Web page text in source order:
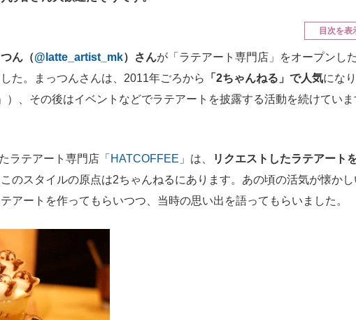
目次を表
ん（@latte_artist_mk）さんが「ラテアート専門店」をオープンし
た。まっつんさんは、2011年ごろから
「2ちゃんねる」で人気になり
）、その後はイベントなどでラテアートを披露する活動を続けていま
ラテアート専門店「 HATCOFFEE 」は、
リクエストしたラテアート
このスタイルの原点は2ちゃんねるにあります。あの頃の活気が懐かし
アートを作ってもらいつつ、当時の思い出を語ってもらいました。